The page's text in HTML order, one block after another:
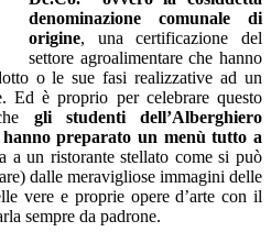
denominazione comunale di
origine, una certificazione del
settore agroalimentare che hanno
o le sue fasi realizzative ad un
Ed è proprio per celebrare questo
gli studenti dell’Alberghiero
preparato un menù tutto a
a un ristorante stellato come si può
dalle meravigliose immagini delle
vere e proprie opere d’arte con il
sempre da padrone.